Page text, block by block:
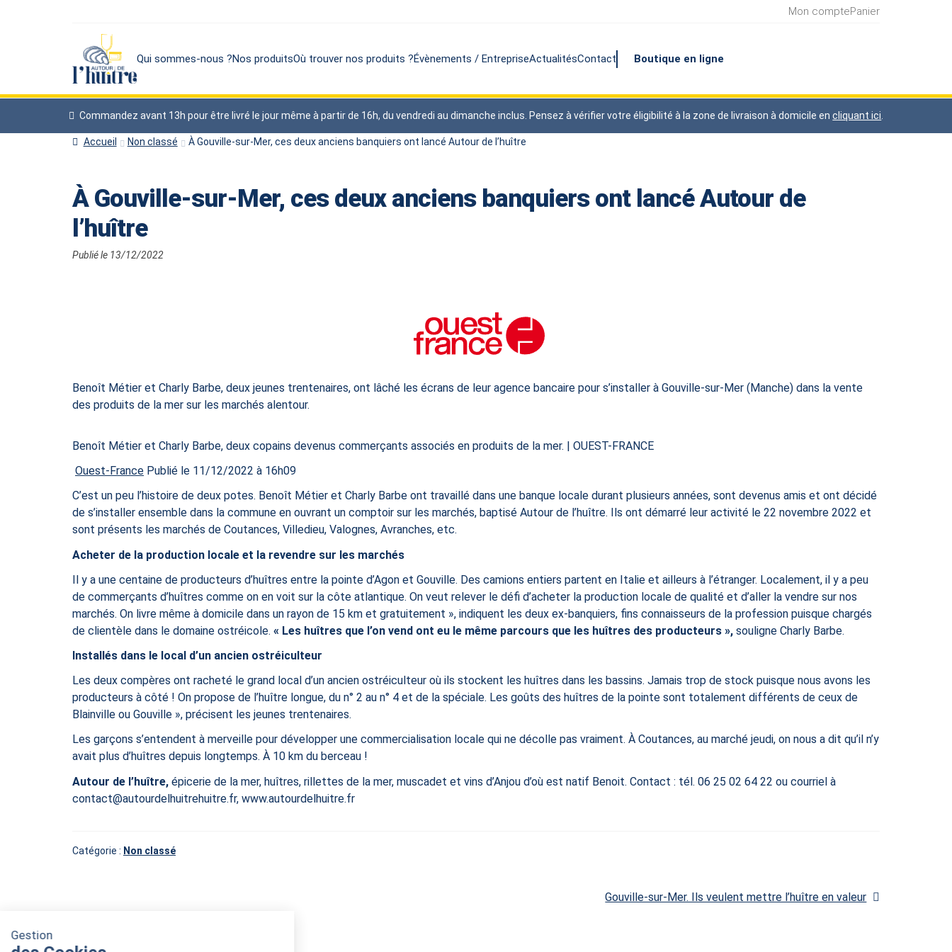
Commandez avant 13h pour être livré le jour même à partir de 16h, du vendredi au dimanche inclus. Pensez à vérifier votre éligibilité à la zone de livraison à domicile encliquant ici
Mon comptePanier
Qui sommes-nous ?Nos produitsOù trouver nos produits ?Évènements / EntrepriseActualitésContact Boutique en ligne
Accueil Non classé À Gouville-sur-Mer, ces deux anciens banquiers ont lancé Autour de l’huître
À Gouville-sur-Mer, ces deux anciens banquiers ont lancé Autour de
l’huître
Publié le 13/12/2022
Benoît Métier et Charly Barbe, deux jeunes trentenaires, ont lâché les écrans de leur agence bancaire pour s’installer à Gouville-sur-Mer (Manche) dans la vente
des produits de la mer sur les marchés alentour.
Benoît Métier et Charly Barbe, deux copains devenus commerçants associés en produits de la mer. | OUEST-FRANCE
Ouest-France Publié le 11/12/2022 à 16h09
C’est un peu l’histoire de deux potes. Benoît Métier et Charly Barbe ont travaillé dans une banque locale durant plusieurs années, sont devenus amis et ont décidé
de s’installer ensemble dans la commune en ouvrant un comptoir sur les marchés, baptisé Autour de l’huître. Ils ont démarré leur activité le 22 novembre 2022 et
sont présents les marchés de Coutances, Villedieu, Valognes, Avranches, etc.
Acheter de la production locale et la revendre sur les marchés
Il y a une centaine de producteurs d’huîtres entre la pointe d’Agon et Gouville. Des camions entiers partent en Italie et ailleurs à l’étranger. Localement, il y a peu
de commerçants d’huîtres comme on en voit sur la côte atlantique. On veut relever le défi d’acheter la production locale de qualité et d’aller la vendre sur nos
marchés. On livre même à domicile dans un rayon de 15 km et gratuitement », ​indiquent les deux ex-banquiers, fins connaisseurs de la profession puisque chargés
de clientèle dans le domaine ostréicole. « Les huîtres que l’on vend ont eu le même parcours que les huîtres des producteurs », souligne Charly Barbe.
Installés dans le local d’un ancien ostréiculteur
Les deux compères ont racheté le grand local d’un ancien ostréiculteur où ils stockent les huîtres dans les bassins. Jamais trop de stock puisque nous avons les
producteurs à côté ! On propose de l’huître longue, du n° 2 au n° 4 et de la spéciale. Les goûts des huîtres de la pointe sont totalement différents de ceux de
Blainville ou Gouville », ​précisent les jeunes trentenaires.
Les garçons s’entendent à merveille pour développer une commercialisation locale qui ne décolle pas vraiment. À Coutances, au marché jeudi, on nous a dit qu’il n’y
avait plus d’huîtres depuis longtemps. À 10 km du berceau !​
Autour de l’huître, épicerie de la mer, huîtres, rillettes de la mer, muscadet et vins d’Anjou d’où est natif Benoit. Contact : tél. 06 25 02 64 22 ou courriel à
contact@autourdelhuitrehuitre.fr, www.autourdelhuitre.fr
Catégorie : Non classé
Article
Gouville-sur-Mer. Ils veulent mettre l’huître en valeur